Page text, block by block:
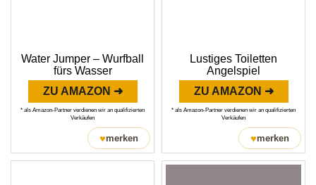
Water Jumper – Wurfball
fürs Wasser
ZU AMAZON ➜
* als Amazon-Partner verdienen wir an qualifizierten
Verkäufen
♥merken
Lustiges Toiletten
Angelspiel
ZU AMAZON ➜
* als Amazon-Partner verdienen wir an qualifizierten
Verkäufen
♥merken